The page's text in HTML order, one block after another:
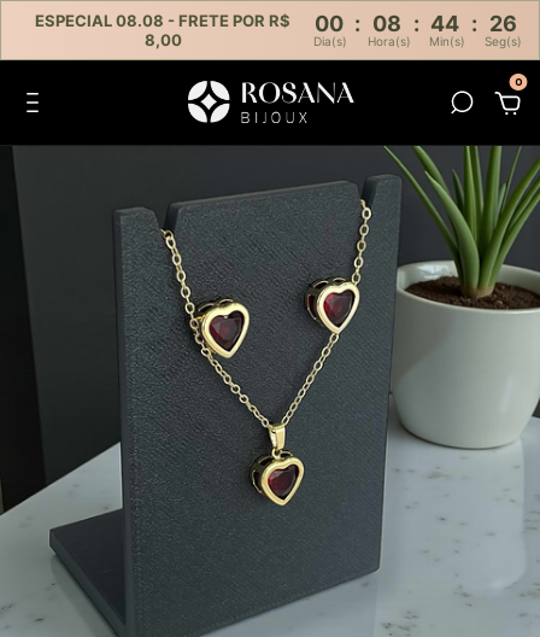
ESPECIAL 08.08 - FRETE POR R$
8,00
00 : 08 : 44 : 26
Dia(s) Hora(s) Min(s) Seg(s)
0